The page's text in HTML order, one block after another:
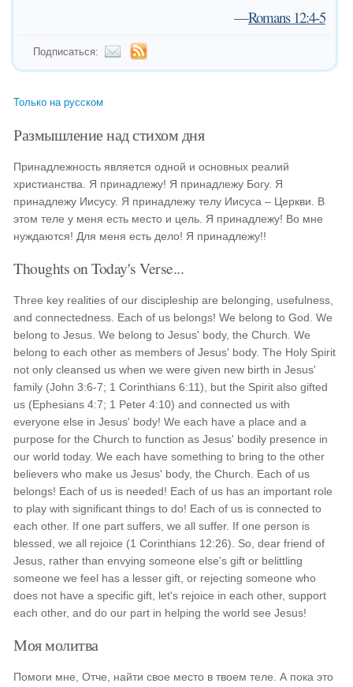
—Romans 12:4-5
Подписаться:
Только на русском
Размышление над стихом дня
Принадлежность является одной и основных реалий
христианства. Я принадлежу! Я принадлежу Богу. Я
принадлежу Иисусу. Я принадлежу телу Иисуса – Церкви. В
этом теле у меня есть место и цель. Я принадлежу! Во мне
нуждаются! Для меня есть дело! Я принадлежу!!
Thoughts on Today's Verse...
Three key realities of our discipleship are belonging, usefulness,
and connectedness. Each of us belongs! We belong to God. We
belong to Jesus. We belong to Jesus' body, the Church. We
belong to each other as members of Jesus' body. The Holy Spirit
not only cleansed us when we were given new birth in Jesus'
family (John 3:6-7; 1 Corinthians 6:11), but the Spirit also gifted
us (Ephesians 4:7; 1 Peter 4:10) and connected us with
everyone else in Jesus' body! We each have a place and a
purpose for the Church to function as Jesus' bodily presence in
our world today. We each have something to bring to the other
believers who make us Jesus' body, the Church. Each of us
belongs! Each of us is needed! Each of us has an important role
to play with significant things to do! Each of us is connected to
each other. If one part suffers, we all suffer. If one person is
blessed, we all rejoice (1 Corinthians 12:26). So, dear friend of
Jesus, rather than envying someone else's gift or belittling
someone we feel has a lesser gift, or rejecting someone who
does not have a specific gift, let's rejoice in each other, support
each other, and do our part in helping the world see Jesus!
Моя молитва
Помоги мне, Отче, найти свое место в твоем теле. А пока это